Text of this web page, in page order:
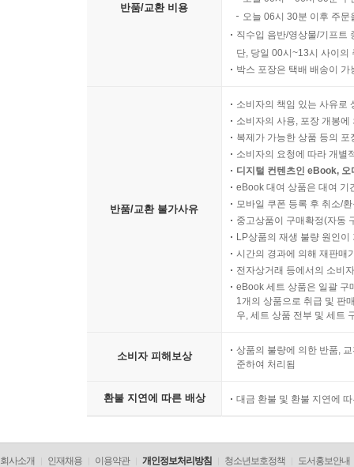
반품/교환 비용
오늘 06시 30분 이후 주
직수입 음반/영상물/기프트
단, 당일 00시~13시 사이의
박스 포장은 택배 배송이
반품/교환 불가사유
소비자의 책임 있는 사유로
소비자의 사용, 포장 개봉
복제가 가능한 상품 등의
소비자의 요청에 따라 개별
디지털 컨텐츠인 eBook,
eBook 대여 상품은 대여 기
모바일 쿠폰 등록 후 취소/
중고상품이 구매확정(자동
LP상품의 재생 불량 원인
시간의 경과에 의해 재판매
전자상거래 등에서의 소비
eBook 세트 상품은 일괄 구
1개의 상품으로 취급 및 판
우, 세트 상품 전부 및 세트
소비자 피해보상
상품의 불량에 의한 반품,
준하여 처리됨
환불 지연에 따른 배상 대금 환불 및 환불 지연에
회사소개 인재채용 이용약관 개인정보처리방침 청소년보호정책 도서홍보안내